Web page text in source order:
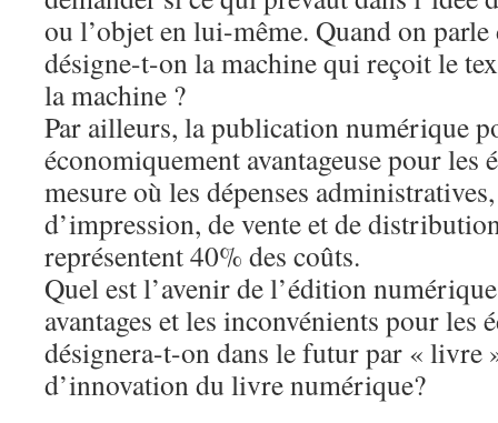
ou l’objet en lui-même. Quand on
désigne-t-on la machine qui reçoit le
la machine ?
Par ailleurs, la publication numérique
économiquement avantageuse pour les
mesure où les dépenses
d’impression, de vente et de
représentent 40% des coûts.
Quel est l’avenir de l’édition
avantages et les inconvénients pour les
désignera-t-on dans le futur par « livre
d’innovation du livre numérique?